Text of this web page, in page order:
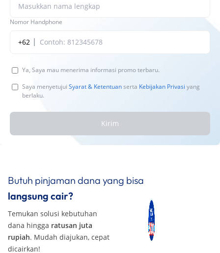
Nomor Handphone
+62
Ya, Saya mau menerima informasi promo terbaru.
Saya menyetujui Syarat & Ketentuanserta Kebijakan Privasi yang
berlaku.
Kirim
Butuh pinjaman dana yang bisa
langsung cair?
Temukan solusi kebutuhan
dana hingga ratusan juta
rupiah. Mudah diajukan, cepat
dicairkan!